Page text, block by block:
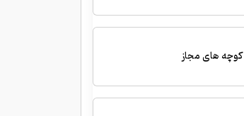
کوچه های مجاز